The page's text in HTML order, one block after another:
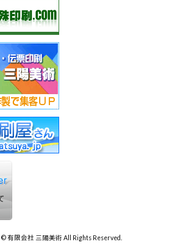
有限会社 三陽美術 All Rights Reserved.